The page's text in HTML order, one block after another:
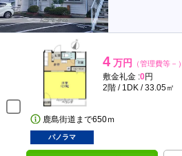
4 万円 （管理費等－）
敷金礼金 :0円
2階 / 1DK / 33.05㎡
鹿島街道まで650ｍ
パノラマ